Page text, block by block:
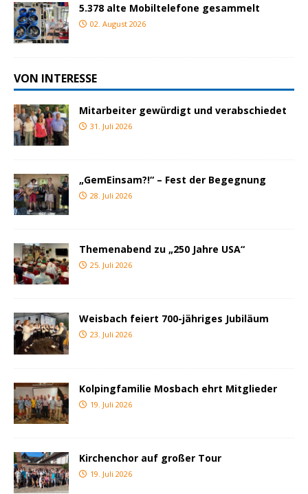
5.378 alte Mobiltelefone gesammelt
02. August 2026
VON INTERESSE
Mitarbeiter gewürdigt und verabschiedet
31. Juli 2026
„GemEinsam?!“ – Fest der Begegnung
28. Juli 2026
Themenabend zu „250 Jahre USA“
25. Juli 2026
Weisbach feiert 700-jähriges Jubiläum
23. Juli 2026
Kolpingfamilie Mosbach ehrt Mitglieder
19. Juli 2026
Kirchenchor auf großer Tour
19. Juli 2026